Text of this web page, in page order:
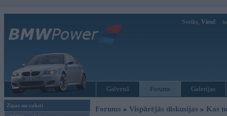
Sveiks, Viesi!
Galvenā Forums Galerijas
Ziņas un raksti
Forums » Vispārējās diskusijas » Kas